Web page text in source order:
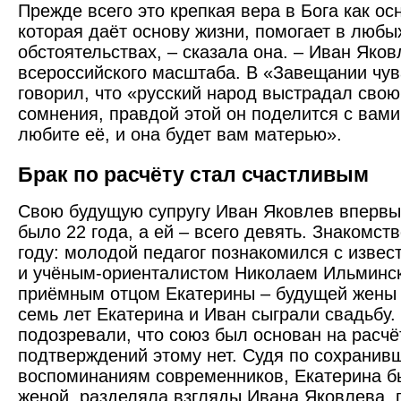
Прежде всего это крепкая вера в Бога как
которая даёт основу жизни, помогает в
обстоятельствах, – сказала она. – Иван
всероссийского масштаба. В «Завещании
говорил, что «русский народ выстрадал
сомнения, правдой этой он поделится с
любите её, и она будет вам матерью».
Брак по расчёту стал счастливым
Свою будущую супругу Иван Яковлев
было 22 года, а ей – всего девять.
году: молодой педагог познакомился с
и учёным-ориенталистом Николаем
приёмным отцом Екатерины – будущей жены
семь лет Екатерина и Иван сыграли
подозревали, что союз был основан на
подтверждений этому нет. Судя по
воспоминаниям современников, Екатерина
женой, разделяла взгляды Ивана Яковлева,